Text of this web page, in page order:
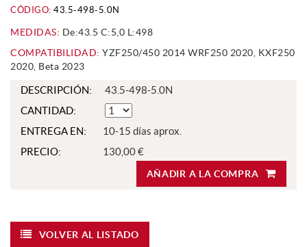
CÓDIGO: 43.5-498-5.0N
MEDIDAS: De:43.5 C:5,0 L:498
COMPATIBILIDAD: YZF250/450 2014 WRF250 2020, KXF250
2020, Beta 2023
DESCRIPCIÓN:
43.5-498-5.0N
CANTIDAD:
ENTREGA EN:
10-15 días aprox.
PRECIO:
130,00 €
AÑADIR A LA COMPRA
VOLVER AL LISTADO